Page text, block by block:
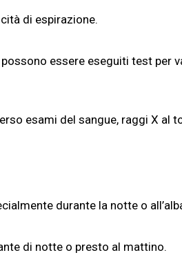
di espirazione.
essere eseguiti test per
esami del sangue, raggi X al
durante la notte o
di notte o presto al mattino.